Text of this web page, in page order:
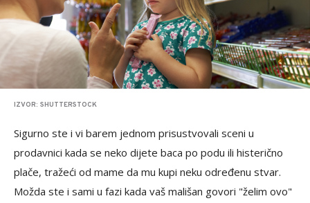
IZVOR: SHUTTERSTOCK
Sigurno ste i vi barem jednom prisustvovali sceni u
prodavnici kada se neko dijete baca po podu ili histerično
plače, tražeći od mame da mu kupi neku određenu stvar.
Možda ste i sami u fazi kada vaš mališan govori "želim ovo"